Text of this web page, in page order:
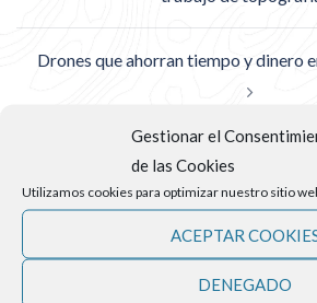
Gestionar el
de las Cookies
Utilizamos cookies para optimizar nuestro sitio
ACEPTAR
DENEGADO
Drones que ahorran tiempo y dinero